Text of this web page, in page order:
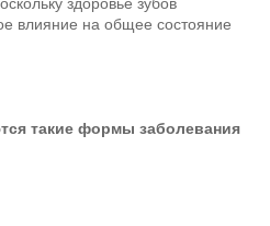
влияние на общее состояние
такие формы заболевания